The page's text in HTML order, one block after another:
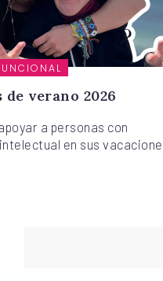
de verano 2026
a personas con
en sus